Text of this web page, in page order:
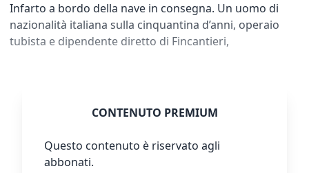
Infarto a bordo della nave in consegna. Un uomo di
nazionalità italiana sulla cinquantina d’anni, operaio
tubista e dipendente diretto di Fincantieri,
CONTENUTO PREMIUM
Questo contenuto è riservato agli
abbonati.